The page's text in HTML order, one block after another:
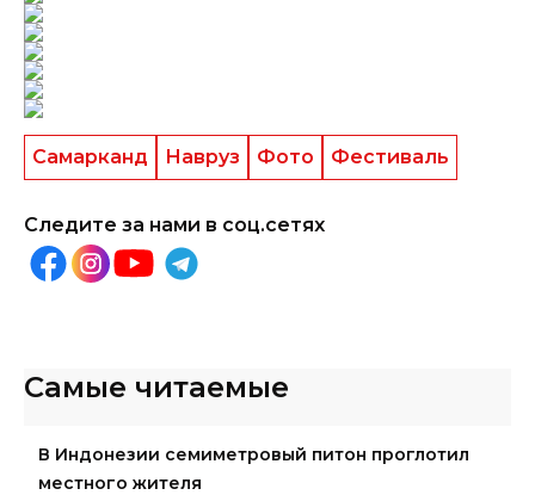
Самарканд Навруз Фото Фестиваль
Следите за нами в соц.сетях
Самые читаемые
В Индонезии семиметровый питон проглотил
местного жителя